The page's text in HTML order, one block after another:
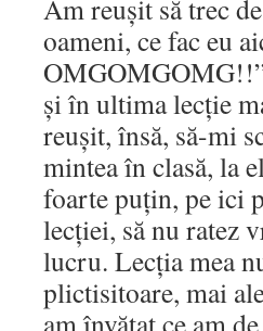
Am reușit să trec
oameni, ce fac eu
și în ultima lecție
reușit, însă, să-mi
mintea în clasă, la
foarte puțin, pe ici
lecției, să nu ratez
lucru. Lecția mea
plictisitoare, mai
am învățat ce am